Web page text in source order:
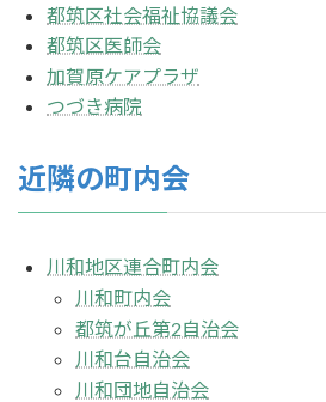
都筑区社会福祉協議会
都筑区医師会
加賀原ケアプラザ
つづき病院
近隣の町内会
川和地区連合町内会
川和町内会
都筑が丘第2自治会
川和台自治会
川和団地自治会